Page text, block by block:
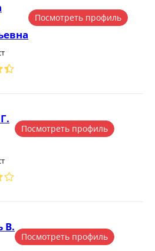
Посмотреть профиль
Посмотреть профиль
В.
Посмотреть профиль